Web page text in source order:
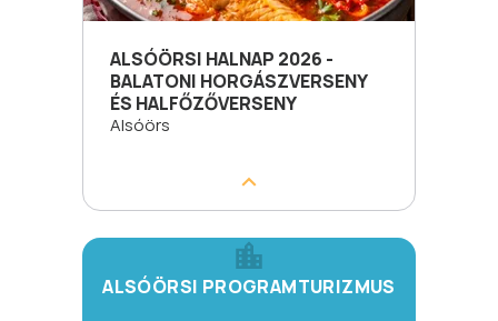
ALSÓÖRSI HALNAP 2026 -
BALATONI HORGÁSZVERSENY
ÉS HALFŐZŐVERSENY
Alsóörs
ALSÓÖRSI PROGRAMTURIZMUS